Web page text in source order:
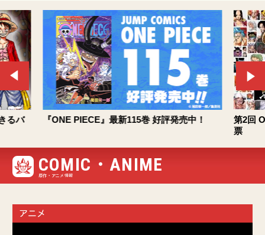
るバ 『ONE PIECE』最新115巻 好評発売中！
第2回
票
COMIC・ANIME
原作・アニメ情報
アニメ